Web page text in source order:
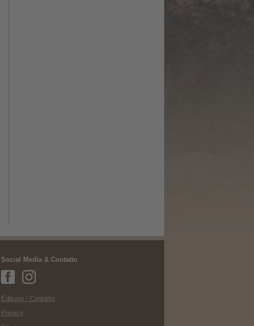
Social Media & Contatto
Editoria / Contatto
Privacy